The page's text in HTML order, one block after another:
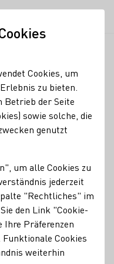
Cookies, um
zu bieten.
Betrieb der Seite
sowie solche, die
genutzt
um alle Cookies zu
jederzeit
"Rechtliches" im
den Link "Cookie-
Ihre Präferenzen
Cookies
weiterhin